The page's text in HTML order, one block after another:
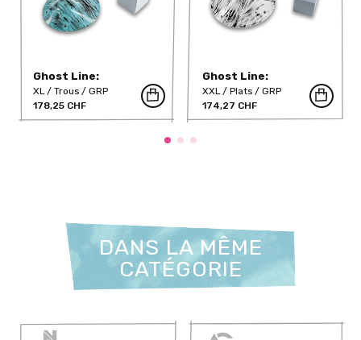
Ghost Line:
Asymmetric Balls -
360-611-DT
XL Trous
GRP
178,25 CHF
Ghost Line:
Asymmetric Balls -
360-613-DT
XXL Plats
GRP
174,27 CHF
DANS LA MÊME
CATÉGORIE